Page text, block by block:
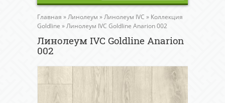
Главная »Линолеум »Линолеум IVC » Коллекция
Goldline »Линолеум IVC Goldline Anarion 002
Линолеум IVC Goldline Anarion
002